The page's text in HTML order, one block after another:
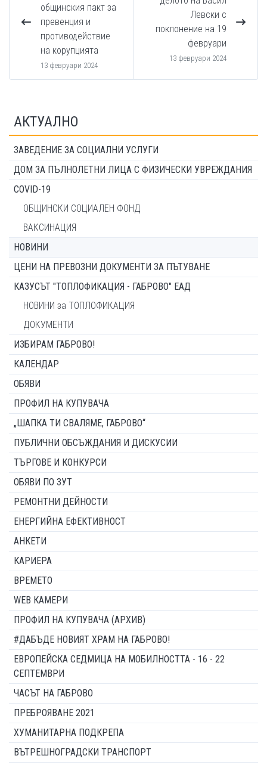
общинския пакт за
превенция и
противодействие
на корупцията
13 февруари 2024
Левски с
поклонение на 19
февруари
13 февруари 2024
АКТУАЛНО
ЗАВЕДЕНИЕ ЗА СОЦИАЛНИ УСЛУГИ
ДОМ ЗА ПЪЛНОЛЕТНИ ЛИЦА С ФИЗИЧЕСКИ УВРЕЖДАНИЯ
COVID-19
ОБЩИНСКИ СОЦИАЛЕН ФОНД
ВАКСИНАЦИЯ
НОВИНИ
ЦЕНИ НА ПРЕВОЗНИ ДОКУМЕНТИ ЗА ПЪТУВАНЕ
КАЗУСЪТ "ТОПЛОФИКАЦИЯ - ГАБРОВО" ЕАД
НОВИНИ за ТОПЛОФИКАЦИЯ
ДОКУМЕНТИ
ИЗБИРАМ ГАБРОВО!
КАЛЕНДАР
ОБЯВИ
ПРОФИЛ НА КУПУВАЧА
„ШАПКА ТИ СВАЛЯМЕ, ГАБРОВО“
ПУБЛИЧНИ ОБСЪЖДАНИЯ И ДИСКУСИИ
ТЪРГОВЕ И КОНКУРСИ
ОБЯВИ ПО ЗУТ
РЕМОНТНИ ДЕЙНОСТИ
ЕНЕРГИЙНА ЕФЕКТИВНОСТ
АНКЕТИ
КАРИЕРА
ВРЕМЕТО
WEB КАМЕРИ
ПРОФИЛ НА КУПУВАЧА (АРХИВ)
#ДАБЪДЕ НОВИЯТ ХРАМ НА ГАБРОВО!
ЕВРОПЕЙСКА СЕДМИЦА НА МОБИЛНОСТТА - 16 - 22
СЕПТЕМВРИ
ЧАСЪТ НА ГАБРОВО
ПРЕБРОЯВАНЕ 2021
ХУМАНИТАРНА ПОДКРЕПА
ВЪТРЕШНОГРАДСКИ ТРАНСПОРТ